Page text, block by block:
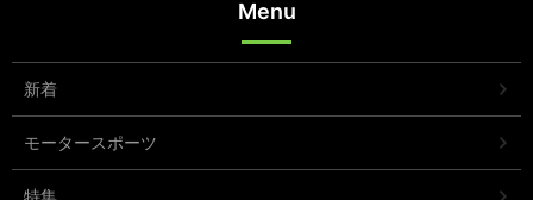
Menu
新着
モータースポーツ